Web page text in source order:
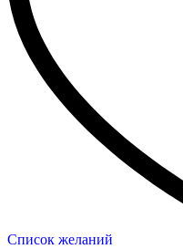
Список желаний